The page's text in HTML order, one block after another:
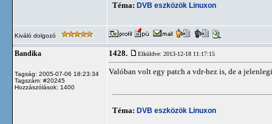
Téma: DVB eszközök Linuxon
Kiváló dolgozó
Bandika
Tagság: 2005-07-06 18:23:34
Tagszám: #20245
Hozzászólások: 1400
1428. Elküldve: 2013-12-18 11:17:15
Valóban volt egy patch a vdr-hez is, de a
Téma: DVB eszközök Linuxon